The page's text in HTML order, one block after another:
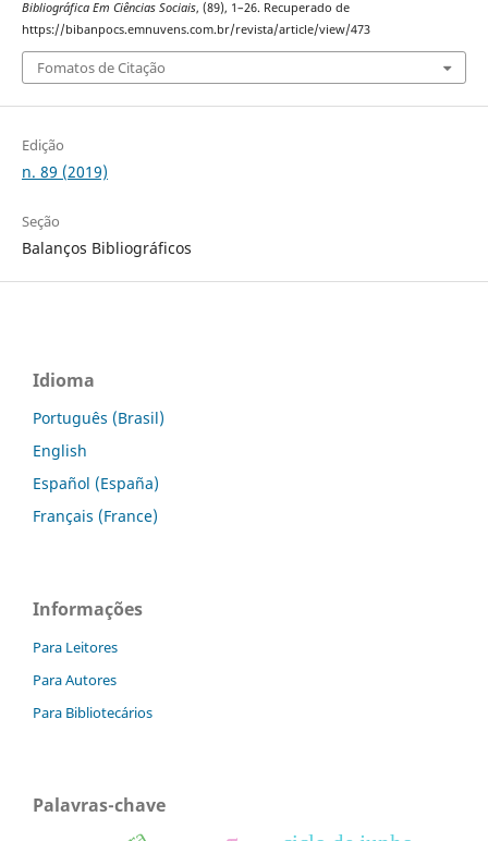
Bibliográfica Em Ciências Sociais, (89), 1–26. Recuperado de
https://bibanpocs.emnuvens.com.br/revista/article/view/473
Fomatos de Citação
Edição
n. 89 (2019)
Seção
Balanços Bibliográficos
Idioma
Português (Brasil)
English
Español (España)
Français (France)
Informações
Para Leitores
Para Autores
Para Bibliotecários
Palavras-chave